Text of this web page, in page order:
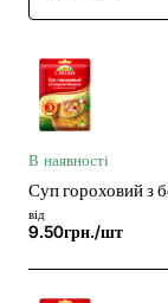
В наявності
Суп гороховий з
від
9.50грн./шт